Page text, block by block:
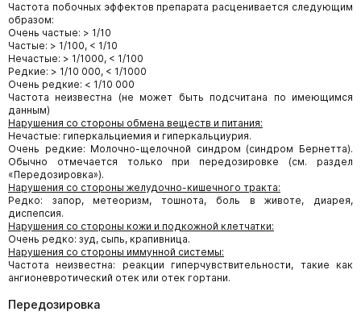
Частота побочных эффектов препарата расценивается следующим
образом:
Очень частые: > 1/10
Частые: > 1/100, < 1/10
Нечастые: > 1/1000, < 1/100
Редкие: > 1/10 000, < 1/1000
Очень редкие: < 1/10 000
Частота неизвестна (не может быть подсчитана по имеющимся
данным)
Нарушения со стороны обмена веществ и питания:
Нечастые: гиперкальциемия и гиперкальциурия.
Очень редкие: Молочно-щелочной синдром (синдром Бернетта).
Обычно отмечается только при передозировке (см. раздел
«Передозировка»).
Нарушения со стороны желудочно-кишечного тракта:
Редко: запор, метеоризм, тошнота, боль в животе, диарея,
диспепсия.
Нарушения со стороны кожи и подкожной клетчатки:
Очень редко: зуд, сыпь, крапивница.
Нарушения со стороны иммунной системы:
Частота неизвестна: реакции гиперчувствительности, такие как
ангионевротический отек или отек гортани.
Передозировка